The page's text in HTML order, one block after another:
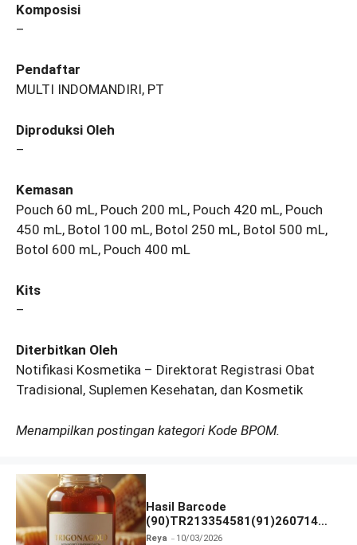
Komposisi
–
Pendaftar
MULTI INDOMANDIRI, PT
Diproduksi Oleh
–
Kemasan
Pouch 60 mL, Pouch 200 mL, Pouch 420 mL, Pouch
450 mL, Botol 100 mL, Botol 250 mL, Botol 500 mL,
Botol 600 mL, Pouch 400 mL
Kits
–
Diterbitkan Oleh
Notifikasi Kosmetika – Direktorat Registrasi Obat
Tradisional, Suplemen Kesehatan, dan Kosmetik
Menampilkan postingan kategori Kode BPOM.
Hasil Barcode
(90)TR213354581(91)260714
dan Izin BPOM
Reya 10/03/2026